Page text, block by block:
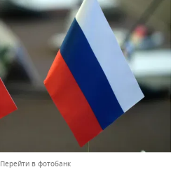
Перейти в фотобанк